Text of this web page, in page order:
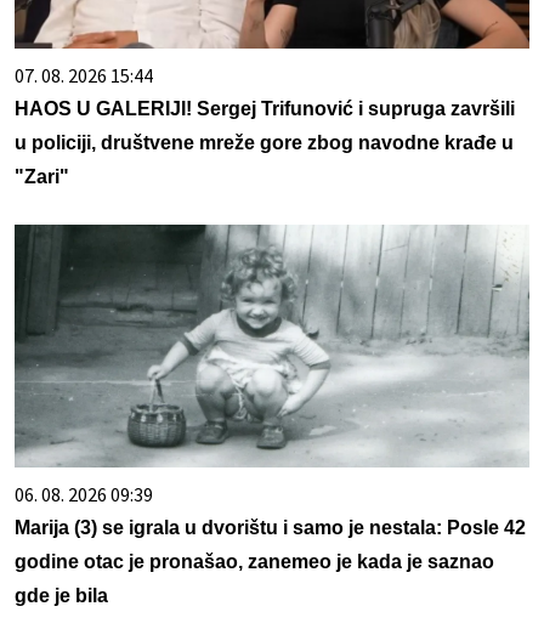
07. 08. 2026 15:44
HAOS U GALERIJI! Sergej Trifunović i supruga završili
u policiji, društvene mreže gore zbog navodne krađe u
"Zari"
06. 08. 2026 09:39
Marija (3) se igrala u dvorištu i samo je nestala: Posle 42
godine otac je pronašao, zanemeo je kada je saznao
gde je bila